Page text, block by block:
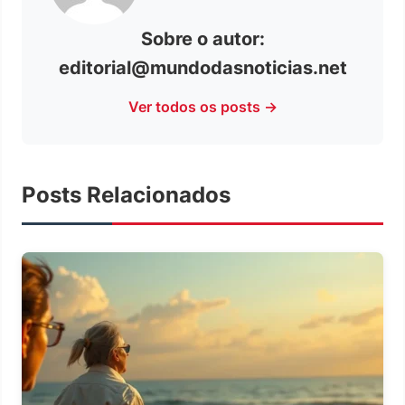
Sobre o autor:
editorial@mundodasnoticias.net
Ver todos os posts →
Posts Relacionados